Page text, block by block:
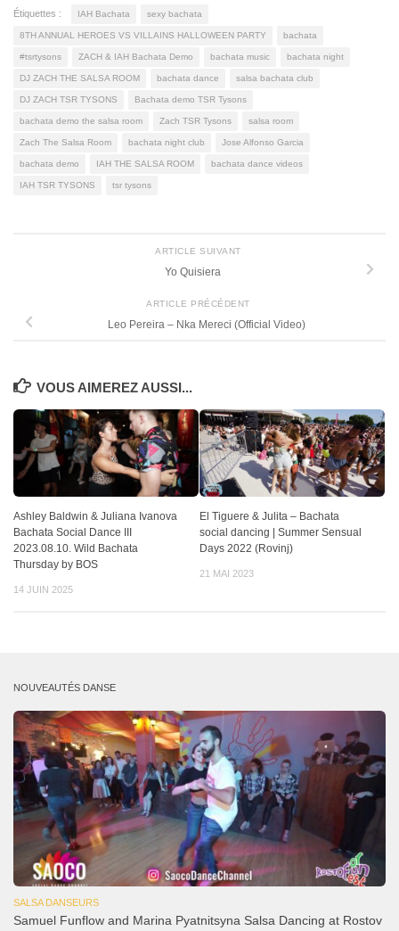
Étiquettes : IAH Bachata sexy bachata
8TH ANNUAL HEROES VS VILLAINS HALLOWEEN PARTY bachata
#tsrtysons ZACH & IAH Bachata Demo bachata music bachata night
DJ ZACH THE SALSA ROOM bachata dance salsa bachata club
DJ ZACH TSR TYSONS Bachata demo TSR Tysons
bachata demo the salsa room Zach TSR Tysons salsa room
Zach The Salsa Room bachata night club Jose Alfonso Garcia
bachata demo IAH THE SALSA ROOM bachata dance videos
IAH TSR TYSONS tsr tysons
ARTICLE SUIVANT
Yo Quisiera
ARTICLE PRÉCÉDENT
Leo Pereira – Nka Mereci (Official Video)
VOUS AIMEREZ AUSSI...
Ashley Baldwin & Juliana Ivanova
Bachata Social Dance III
2023.08.10. Wild Bachata
Thursday by BOS
14 JUIN 2025
El Tiguere & Julita – Bachata
social dancing | Summer Sensual
Days 2022 (Rovinj)
21 MAI 2023
NOUVEAUTÉS DANSE
SALSA DANSEURS
Samuel Funflow and Marina Pyatnitsyna Salsa Dancing at Rostov